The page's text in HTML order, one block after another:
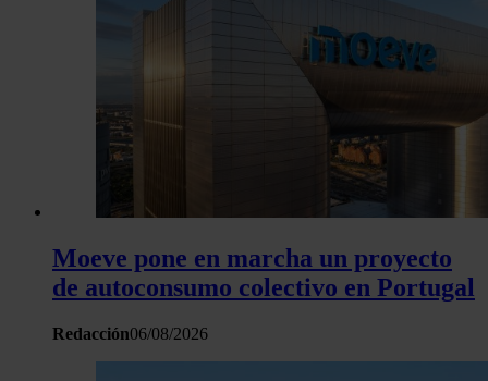
Moeve pone en marcha un proyecto
de autoconsumo colectivo en Portugal
Redacción06/08/2026